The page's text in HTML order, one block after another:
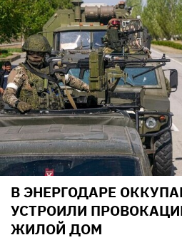
В ЭНЕРГОДАРЕ
УСТРОИЛИ
ЖИЛОЙ ДОМ